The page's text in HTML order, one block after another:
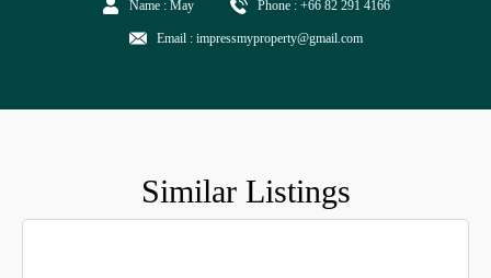
Name : May Phone : +66 82 291 4166
Email : impressmyproperty@gmail.com
Similar Listings